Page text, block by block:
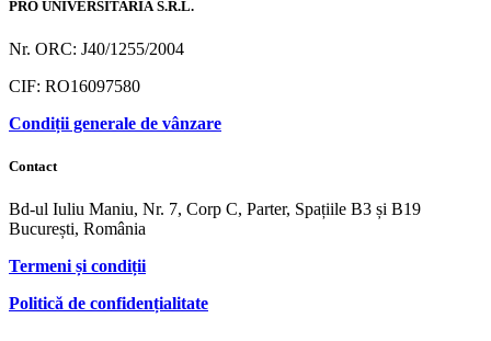
PRO UNIVERSITARIA S.R.L.
Nr. ORC: J40/1255/2004
CIF: RO16097580
Condiții generale de vânzare
Contact
Bd-ul Iuliu Maniu, Nr. 7, Corp C, Parter, Spațiile B3 și B19
București, România
Termeni și condiții
Politică de confidențialitate